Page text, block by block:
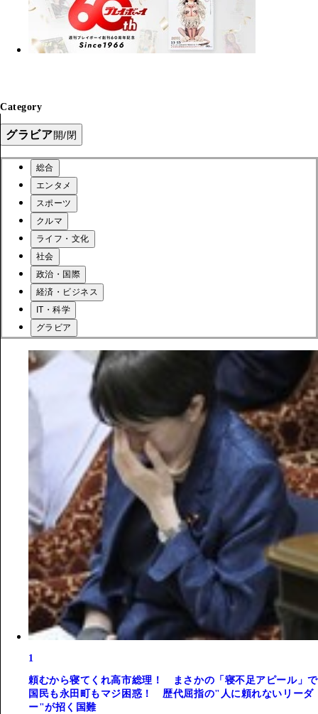
Category
グラビア開/閉
総合
エンタメ
スポーツ
クルマ
ライフ・文化
社会
政治・国際
経済・ビジネス
IT・科学
グラビア
1
頼むから寝てくれ高市総理！ まさかの「寝不足アピール」で
国民も永田町もマジ困惑！ 歴代屈指の"人に頼れないリーダ
ー"が招く国難